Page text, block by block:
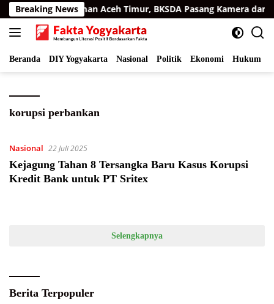
Langsung
ke
konten
Breaking News
di Permukiman Aceh Timur, BKSDA Pasang Kamera dan
Beranda DIY Yogyakarta Nasional Politik Ekonomi Hukum
korupsi perbankan
Nasional 22 Juli 2025
Kejagung Tahan 8 Tersangka Baru Kasus Korupsi
Kredit Bank untuk PT Sritex
Selengkapnya
Berita Terpopuler